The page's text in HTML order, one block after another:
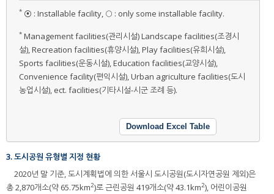
* ⦿ : Installable facility, ○ : only some installable facility.
* Management facilities(관리시설) Landscape facilities(조경시
설), Recreation facilities(휴양시설), Play facilities(유희시설),
Sports facilities(운동시설), Education facilities(교양시설),
Convenience facility(편익시설), Urban agriculture facilities(도시
농업시설), ect. facilities(기타시설-시군 조례 등).
Download Excel Table
3. 도시공원 유형별 지정 현황
2020년 말 기준, 도시계획법에 의한 서울시 도시공원(도시자연공원 제외)은
총 2,870개소(약 65.75km2)로 근린공원 419개소(약 43.1km2), 어린이공원